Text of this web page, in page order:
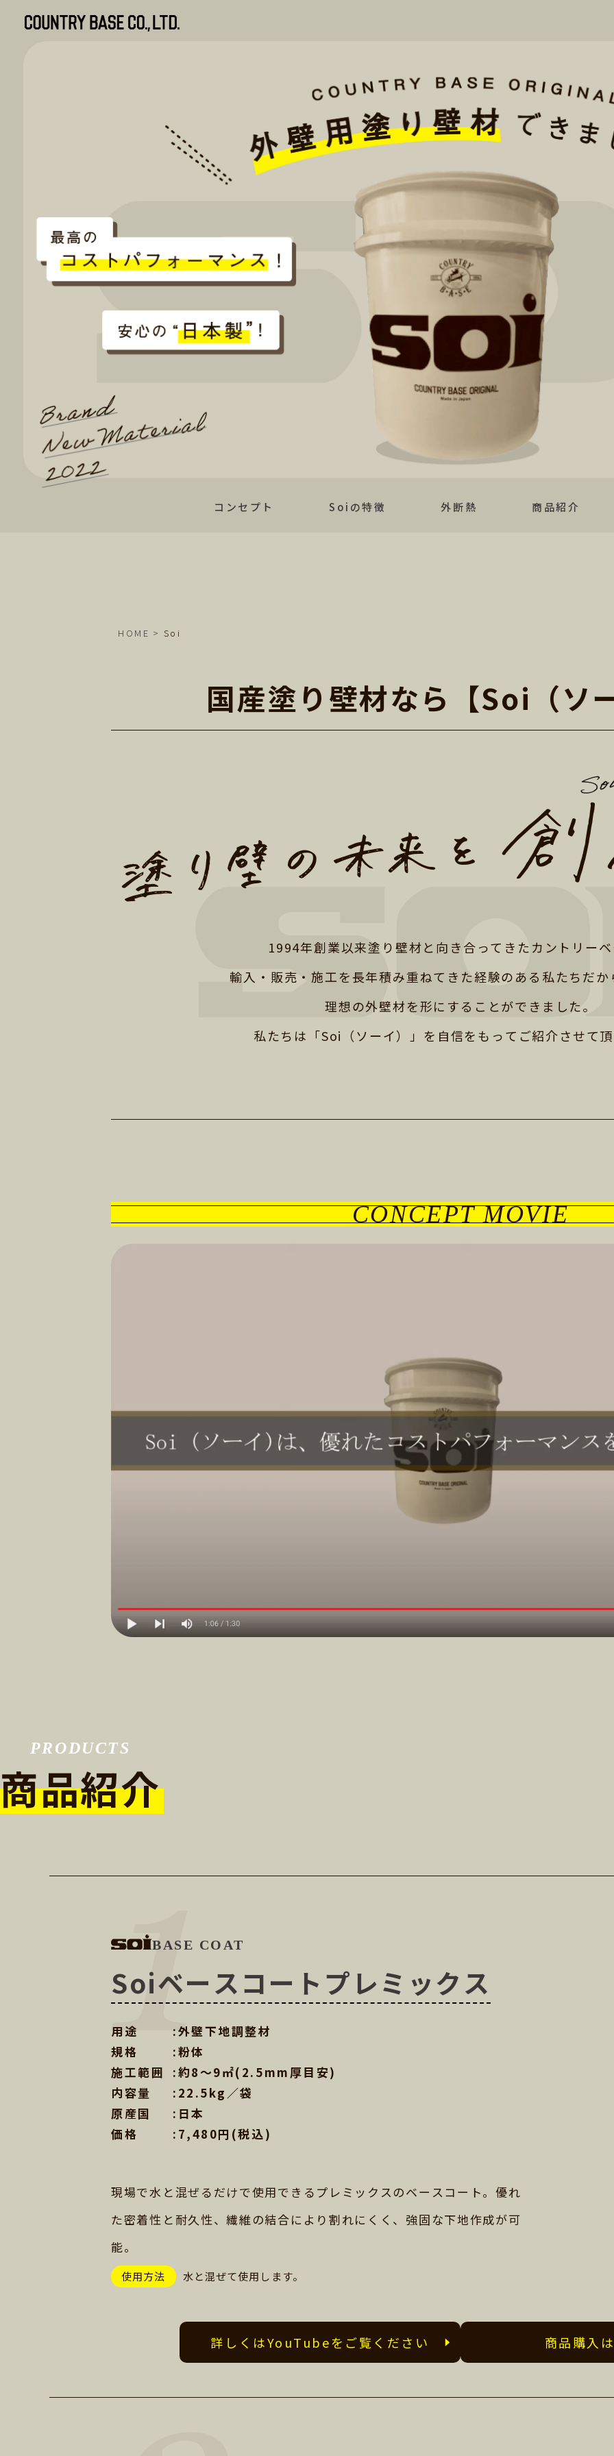
コンセプト Soiの特徴 外断熱 商品紹介
HOME Soi
国産塗り壁材なら 【Soi（ソ
1994年創業以来塗り壁材と 向き合ってきたカントリー
輸入・販売・施工を長年積み重ねてきた経験のある私たちだ
理想の外壁材を形にすることができました。
私たちは「Soi（ソーイ）」を 自信をもってご紹介させて
CONCEPT MOVIE
PRODUCTS
商品紹介
BASE COAT
Soiベースコートプレミックス
用途
:外壁下地調整材
規格
:粉体
施工範囲
:約8～9㎡(2.5mm厚目安)
内容量
:22.5kg／袋
原産国
:日本
価格
:7,480円(税込)
現場で水と混ぜるだけで使用できるプレミックスのベースコート。優れ
た密着性と耐久性、繊維の結合により割れにくく、強固な下地作成が可
能。
使用方法 水と混ぜて使用します。
詳しくはYouTubeをご覧ください 商品購入